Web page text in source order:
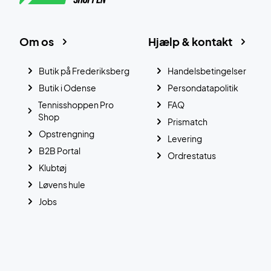
Hjælp & kontakt
Handelsbetingelser
Persondatapolitik
FAQ
Prismatch
Levering
Ordrestatus
Om os
Butik på Frederiksberg
Butik i Odense
Tennisshoppen Pro
Shop
Opstrengning
B2B Portal
Klubtøj
Løvens hule
Jobs